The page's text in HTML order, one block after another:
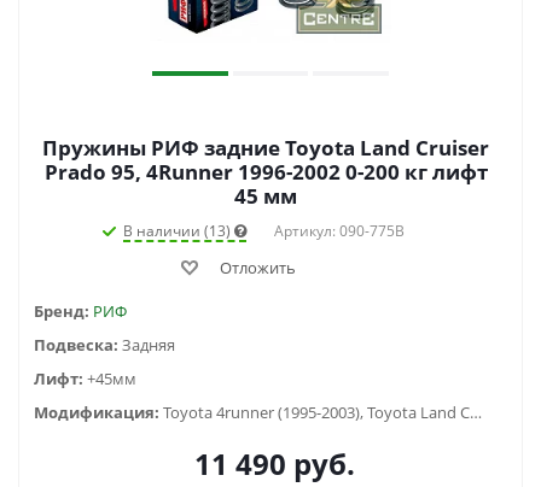
Пружины РИФ задние Toyota Land Cruiser
Prado 95, 4Runner 1996-2002 0-200 кг лифт
45 мм
В наличии (13) Артикул: 090-775B
Отложить
Бренд: РИФ
Подвеска: Задняя
Лифт: +45мм
Модификация:
Toyota 4runner (1995-2003), Toyota Land Cruiser Prado 90/95 (1996-2002)
11 490 руб.